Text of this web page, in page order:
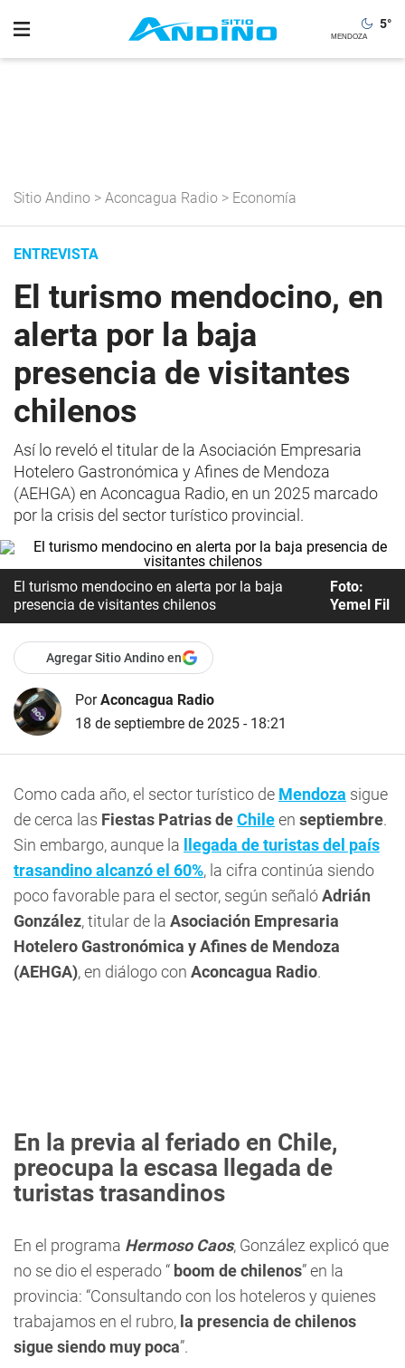
5°
Sitio Andino > Aconcagua Radio > Economía
ENTREVISTA
El turismo mendocino, en
alerta por la baja
presencia de visitantes
chilenos
Así lo reveló el titular de la Asociación Empresaria
Hotelero Gastronómica y Afines de Mendoza
(AEHGA) en Aconcagua Radio, en un 2025 marcado
por la crisis del sector turístico provincial.
El turismo mendocino en alerta por la baja
presencia de visitantes chilenos
Foto:
Yemel Fil
Agregar Sitio Andino en
PorAconcagua Radio
18 de septiembre de 2025 - 18:21
Como cada año, el sector turístico de Mendoza sigue
de cerca las Fiestas Patrias deChileen septiembre.
Sin embargo, aunque la
llegada de turistas del país
trasandino alcanzó el 60%, la cifra continúa siendo
poco favorable para el sector, según señalóAdrián
González, titular de la Asociación Empresaria
Hotelero Gastronómica y Afines de Mendoza
(AEHGA), en diálogo con Aconcagua Radio.
En la previa al feriado en Chile,
preocupa la escasa llegada de
turistas trasandinos
En el programa Hermoso Caos, González explicó que
no se dio el esperado “ boom de chilenos” en la
provincia: “Consultando con los hoteleros y quienes
trabajamos en el rubro, la presencia de chilenos
sigue siendo muy poca”.